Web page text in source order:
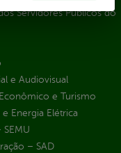
Servidores Públicos do
e Audiovisual
e Turismo
Energia Elétrica
– SAD